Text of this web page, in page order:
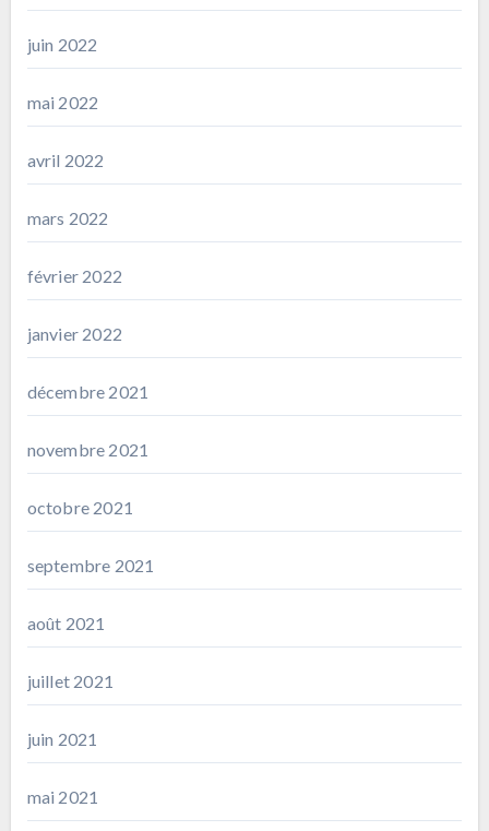
juin 2022
mai 2022
avril 2022
mars 2022
février 2022
janvier 2022
décembre 2021
novembre 2021
octobre 2021
septembre 2021
août 2021
juillet 2021
juin 2021
mai 2021